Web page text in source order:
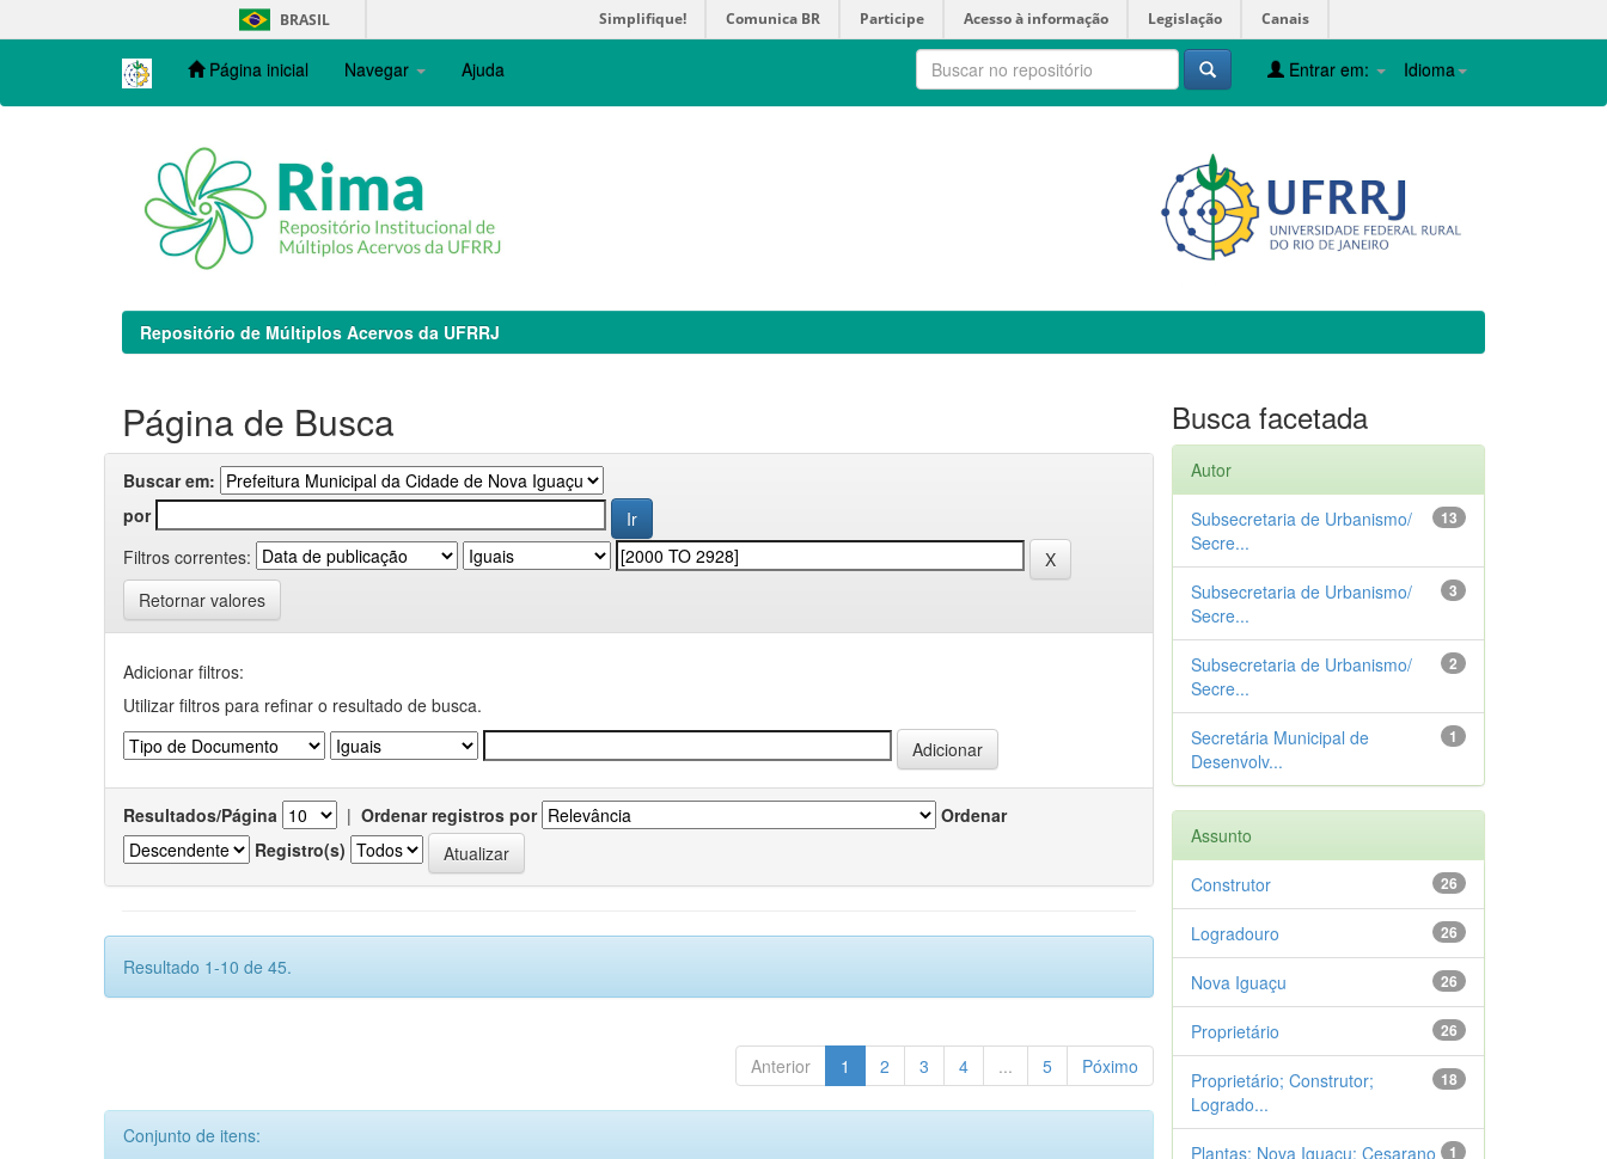
navigation
BRASIL Simplifique! Comunica BR Participe Acesso à informação Legislação Canais
Página inicial Navegar Ajuda Idioma
Entrar em:
Repositório de Múltiplos Acervos da UFRRJ
Página de Busca
Buscar em:
por
Filtros correntes:
Retornar valores
Adicionar filtros:
Utilizar filtros para refinar o resultado de busca.
Resultados/Página | Ordenar registros por
Ordenar
Registro(s)
Resultado 1-10 de 45.
Anterior 1 2 3 4 ... 5 Póximo
Conjunto de itens:
Busca facetada
Autor
13
Subsecretaria de Urbanismo/
Secre...
3
Subsecretaria de Urbanismo/
Secre...
2
Subsecretaria de Urbanismo/
Secre...
1
Secretária Municipal de
Desenvolv...
Assunto
26
Construtor
26
Logradouro
26
Nova Iguaçu
26
Proprietário
18
Proprietário; Construtor;
Logrado...
1
Plantas; Nova Iguaçu; Cesarano